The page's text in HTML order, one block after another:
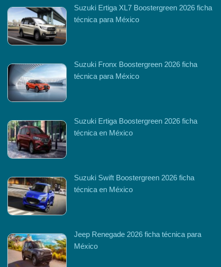
Suzuki Ertiga XL7 Boostergreen 2026 ficha
técnica para México
Suzuki Fronx Boostergreen 2026 ficha
técnica para México
Suzuki Ertiga Boostergreen 2026 ficha
técnica en México
Suzuki Swift Boostergreen 2026 ficha
técnica en México
Jeep Renegade 2026 ficha técnica para
México